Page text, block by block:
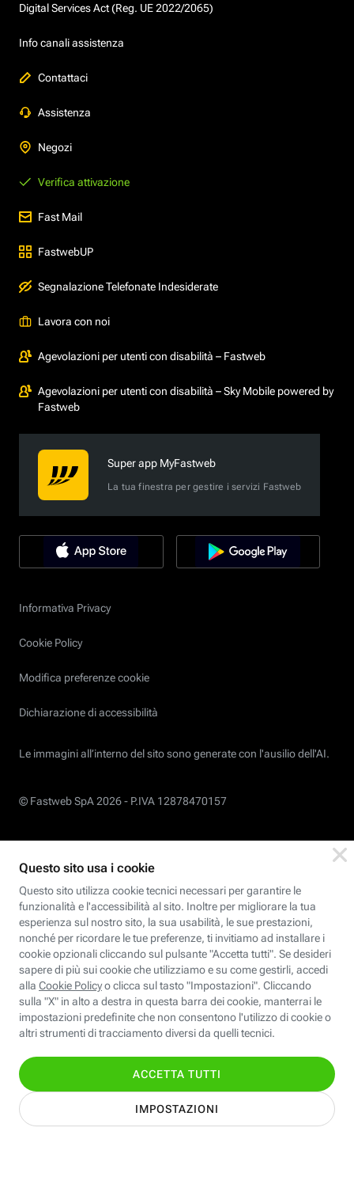
Digital Services Act (Reg. UE 2022/2065)
Info canali assistenza
Contattaci
Assistenza
Negozi
Verifica attivazione
Fast Mail
FastwebUP
Segnalazione Telefonate Indesiderate
Lavora con noi
Agevolazioni per utenti con disabilità – Fastweb
Agevolazioni per utenti con disabilità – Sky Mobile powered by
Fastweb
Super app MyFastweb
La tua finestra per gestire i servizi Fastweb
Informativa Privacy
Cookie Policy
Modifica preferenze cookie
Dichiarazione di accessibilità
Le immagini all’interno del sito sono generate con l'ausilio dell'AI.
© Fastweb SpA 2026 - P.IVA 12878470157